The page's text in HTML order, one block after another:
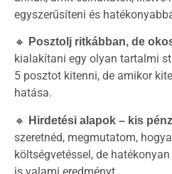
egyszerűsíteni és
🔸 Posztolj ritkábban, de
kialakítani egy olyan tartalmi
5 posztot kitenni, de amikor
hatása.
🔸 Hirdetési alapok – kis
szeretnéd, megmutatom,
költségvetéssel, de
is valami eredményt.